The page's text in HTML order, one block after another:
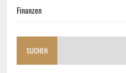
Finanzen
SUCHEN